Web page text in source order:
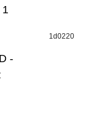
1
-
1d0220